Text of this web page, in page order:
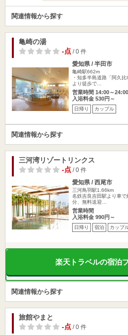
関連情報から探す
亀崎の湯
-点/ 0 件
愛知県 / 半田市
亀崎駅662m
・知多半島道路「阿久
より徒歩で…
営業時間 14:00～24:00
入浴料金 530円～
日帰り カップル
関連情報から探す
三河湾リゾートリンクス
-点/ 0 件
愛知県 / 西尾市
三河鳥羽駅1.66km
名鉄吉良吉田駅より車
分、無料送迎…
営業時間
入浴料金 990円～
日帰り 宿泊 カップ
楽天トラベルの宿泊
関連情報から探す
旅館やまと
-点/ 0 件